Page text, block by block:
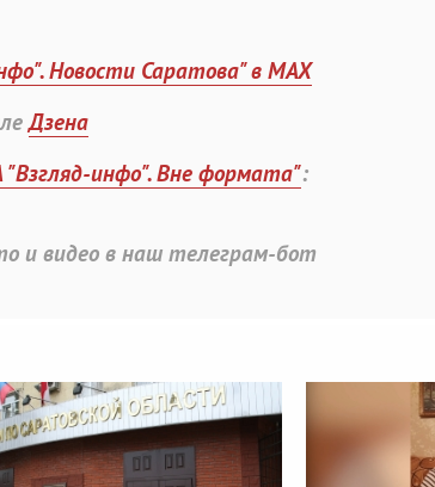
Новости Саратова" в MAX
Дзена
"Взгляд-инфо". Вне формата":
и видео в наш телеграм-бот